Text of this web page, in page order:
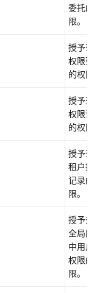
委托的
限。
授予查
权限列
的权限
授予查
权限详
的权限
授予查
租户授
记录的
限。
授予查
全局服
中用户
权限的
限。